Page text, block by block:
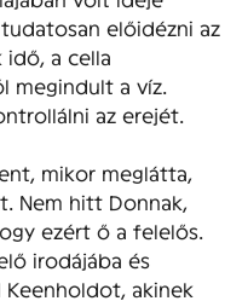
előidézni az
idő, a cella
megindult a víz.
az erejét.
mikor meglátta,
Nem hitt Donnak,
ezért ő a felelős.
irodájába és
akinek